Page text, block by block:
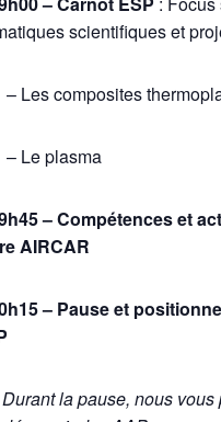
scientifiques et
– Les composites
– Le plasma
– Compétences et
AIRCAR
– Pause et
Durant la pause, nous